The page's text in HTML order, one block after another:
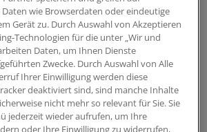
Versandapotheken für vorteilhaft.
für 55 Prozent die Nachteile, weil
vorformulierte Auslegungshilfe –
Apotheken vor Ort geben könnte".
Verbraucherumfrage der
Semporahatten nur 21
wie Browserdaten oder eindeutige
Gerät zu. Durch Auswahl von Akzeptieren
Technologien für die unter „Wir und
Daten, um Ihnen Dienste
Zwecke. Durch Auswahl von Alle
Ihrer Einwilligung werden diese
deaktiviert sind, sind manche Inhalte
nicht mehr so relevant für Sie. Sie
jederzeit wieder aufrufen, um Ihre
oder Ihre Einwilligung zu widerrufen,